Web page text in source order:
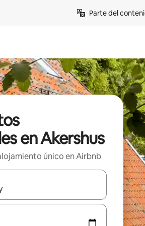
Parte del
en Akershus
único en Airbnb
estén disponibles, podrás navegar